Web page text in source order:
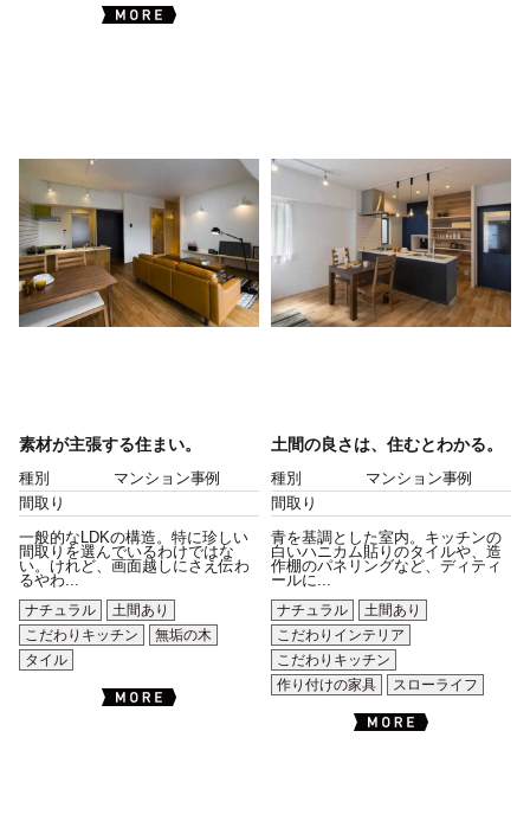
素材が主張する住まい。
種別
マンション事例
間取り
一般的なLDKの構造。特に珍しい
間取りを選んでいるわけではな
い。けれど、画面越しにさえ伝わ
るやわ...
ナチュラル
土間あり
こだわりキッチン
無垢の木
タイル
土間の良さは、住むとわかる。
種別
マンション事例
間取り
青を基調とした室内。キッチンの
白いハニカム貼りのタイルや、造
作棚のパネリングなど、ディティ
ールに...
ナチュラル
土間あり
こだわりインテリア
こだわりキッチン
作り付けの家具
スローライフ